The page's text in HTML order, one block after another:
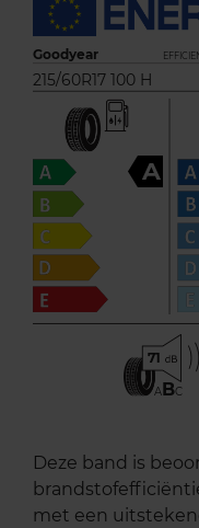
Goodyear
215/60R17 100 H
A
71
ABC
Deze band is
met een